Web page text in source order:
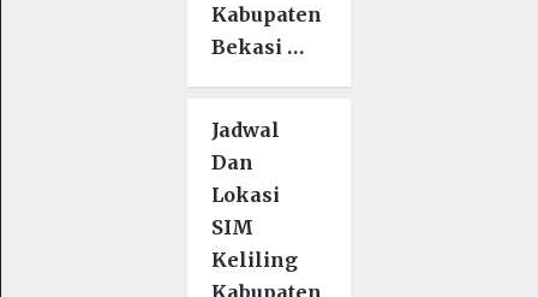
Kabupaten
Bekasi …
Jadwal
Dan
Lokasi
SIM
Keliling
Kabupaten